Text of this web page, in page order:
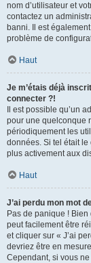
nom d’utilisateur et
contactez un
banni. Il est
problème de
Haut
Je m’étais déjà
connecter ?!
Il est possible qu’un
pour une quelconque
périodiquement les
données. Si tel était
plus activement aux
Haut
J’ai perdu mon mot
Pas de panique !
peut facilement être
et cliquer sur « J’ai
devriez être en
Cependant, si vous